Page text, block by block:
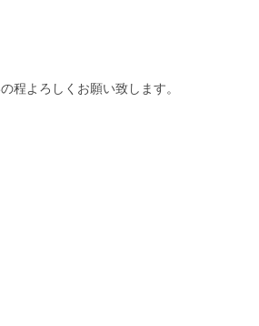
程よろしくお願い致します。